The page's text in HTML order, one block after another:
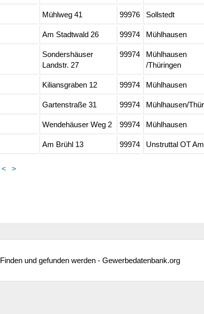
Mühlweg 41 99976 Sollstedt
Am Stadtwald 26 99974 Mühlhausen
Sondershäuser
Landstr. 27
99974
Mühlhausen
/Thüringen
Kiliansgraben 12 99974 Mühlhausen
Gartenstraße 31 99974 Mühlhausen/
Wendehäuser Weg 2 99974 Mühlhausen
Am Brühl 13 99974 Unstruttal OT
< >
Finden und gefunden werden - Gewerbedatenbank.org